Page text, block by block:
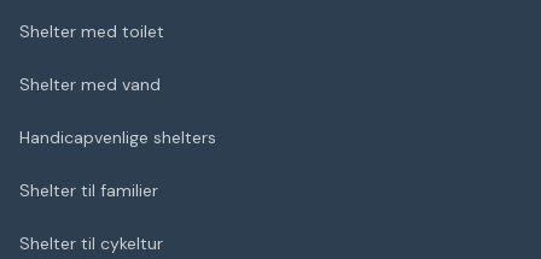
Shelter med toilet
Shelter med vand
Handicapvenlige shelters
Shelter til familier
Shelter til cykeltur